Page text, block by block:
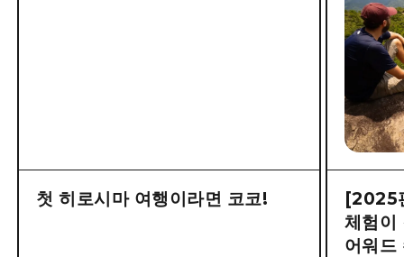
첫 히로시마 여행이라면 코코!
[2025
체험이
어워드